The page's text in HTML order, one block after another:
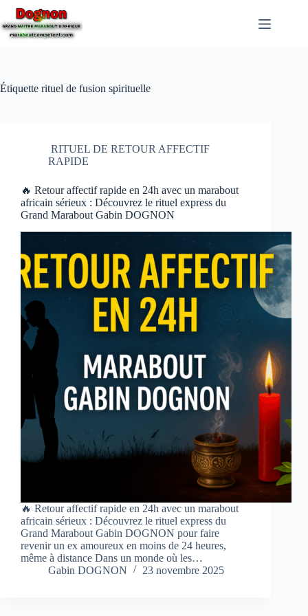
Étiquette rituel de fusion spirituelle
RITUEL DE RETOUR AFFECTIF
RAPIDE
🔥 Retour affectif rapide en 24h avec un marabout
africain sérieux : Découvrez le rituel express du
Grand Marabout Gabin DOGNON
🔥 Retour affectif rapide en 24h avec un marabout
africain sérieux : Découvrez le rituel express du
Grand Marabout Gabin DOGNON pour faire
revenir un ex amoureux en moins de 24 heures,
même à distance Dans un monde où les…
Gabin DOGNON
23 novembre 2025